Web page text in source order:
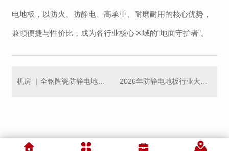
电地板，以防火、防静电、高承重、耐磨耐用的核心优势，
兼顾便捷与性价比，成为各行业核心区域的“地面守护者”。